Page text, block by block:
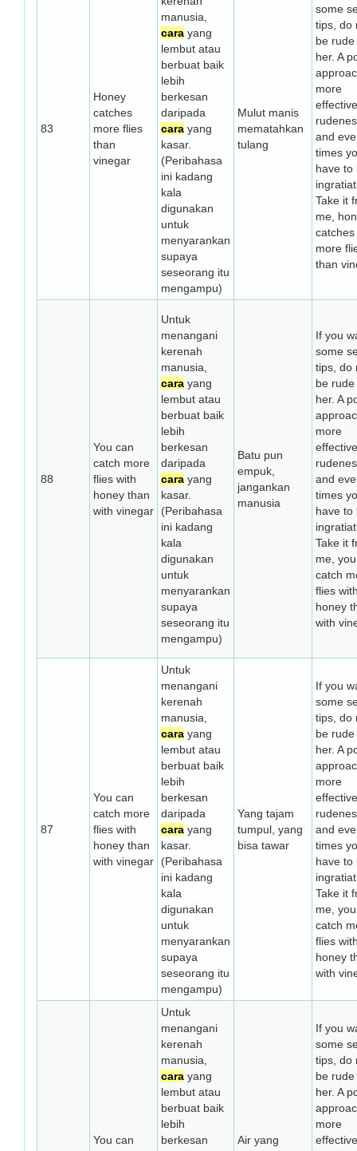
83
Honey
catches
more flies
than
vinegar
manusia,
cara yang
lembut atau
berbuat baik
lebih
berkesan
daripada
cara yang
kasar.
(Peribahasa
ini kadang
kala
digunakan
untuk
menyarankan
supaya
seseorang itu
mengampu)
Mulut manis
mematahkan
tulang
some
tips, do
be rude
her. A
more
and
times
have to
Take it
me,
catches
more
than
88
You can
catch more
flies with
honey than
with vinegar
Untuk
menangani
kerenah
manusia,
cara yang
lembut atau
berbuat baik
lebih
berkesan
daripada
cara yang
kasar.
(Peribahasa
ini kadang
kala
digunakan
untuk
menyarankan
supaya
seseorang itu
mengampu)
Batu pun
empuk,
jangankan
manusia
If you
some
tips, do
be rude
her. A
more
and
times
have to
Take it
me,
catch
flies
honey
with
87
You can
catch more
flies with
honey than
with vinegar
Untuk
menangani
kerenah
manusia,
cara yang
lembut atau
berbuat baik
lebih
berkesan
daripada
cara yang
kasar.
(Peribahasa
ini kadang
kala
digunakan
untuk
menyarankan
supaya
seseorang itu
mengampu)
Yang tajam
tumpul, yang
bisa tawar
If you
some
tips, do
be rude
her. A
more
and
times
have to
Take it
me,
catch
flies
honey
with
You can
Untuk
menangani
kerenah
manusia,
cara yang
lembut atau
berbuat baik
lebih
berkesan
Air yang
If you
some
tips, do
be rude
her. A
more